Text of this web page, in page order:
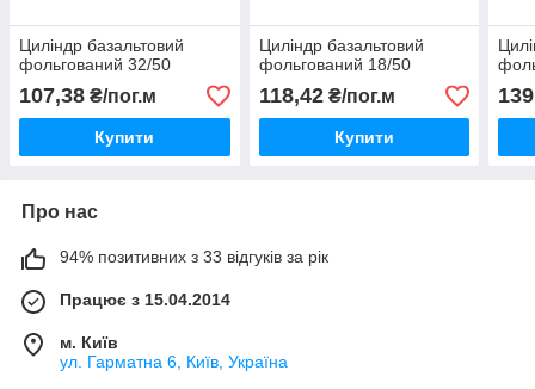
Циліндр базальтовий
фольгований 32/50
107,38 ₴/пог.м
Купити
Циліндр базальтовий
фольгований 18/50
118,42₴/пог.м
Купити
Про нас
94% позитивних з 33 відгуків за рік
Працює з 15.04.2014
м. Київ
ул. Гарматна 6, Київ, Україна